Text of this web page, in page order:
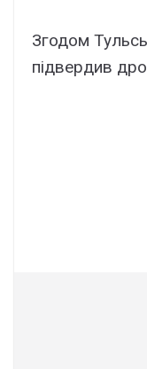
Згодом
підвердив